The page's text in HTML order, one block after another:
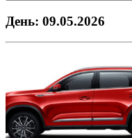
День: 09.05.2026